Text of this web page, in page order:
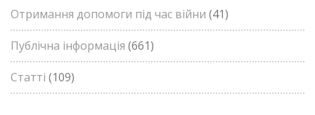
Отримання допомоги під час війни (41)
Публічна інформація (661)
Статті (109)